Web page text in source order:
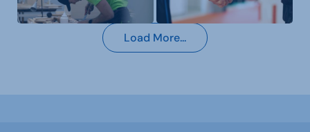
Load More...